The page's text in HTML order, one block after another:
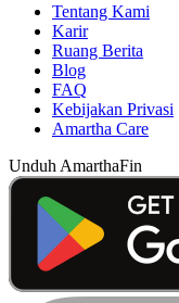
Tentang Kami
Karir
Ruang Berita
Blog
FAQ
Kebijakan Privasi
Amartha Care
Unduh AmarthaFin